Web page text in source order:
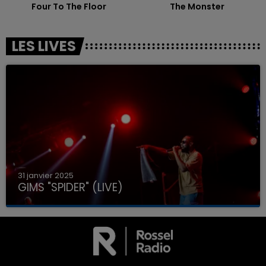
Four To The Floor The Monster
LES LIVES
31 janvier 2025
GIMS "SPIDER" (LIVE)